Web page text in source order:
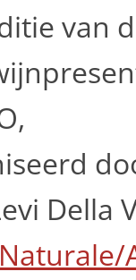
van
Della